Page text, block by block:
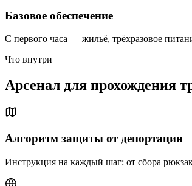
Базовое обеспечение
С первого часа — жильё, трёхразовое
Что внутри
Арсенал для прохождения
Алгоритм защиты от депортации
Инструкция на каждый шаг: от сбора